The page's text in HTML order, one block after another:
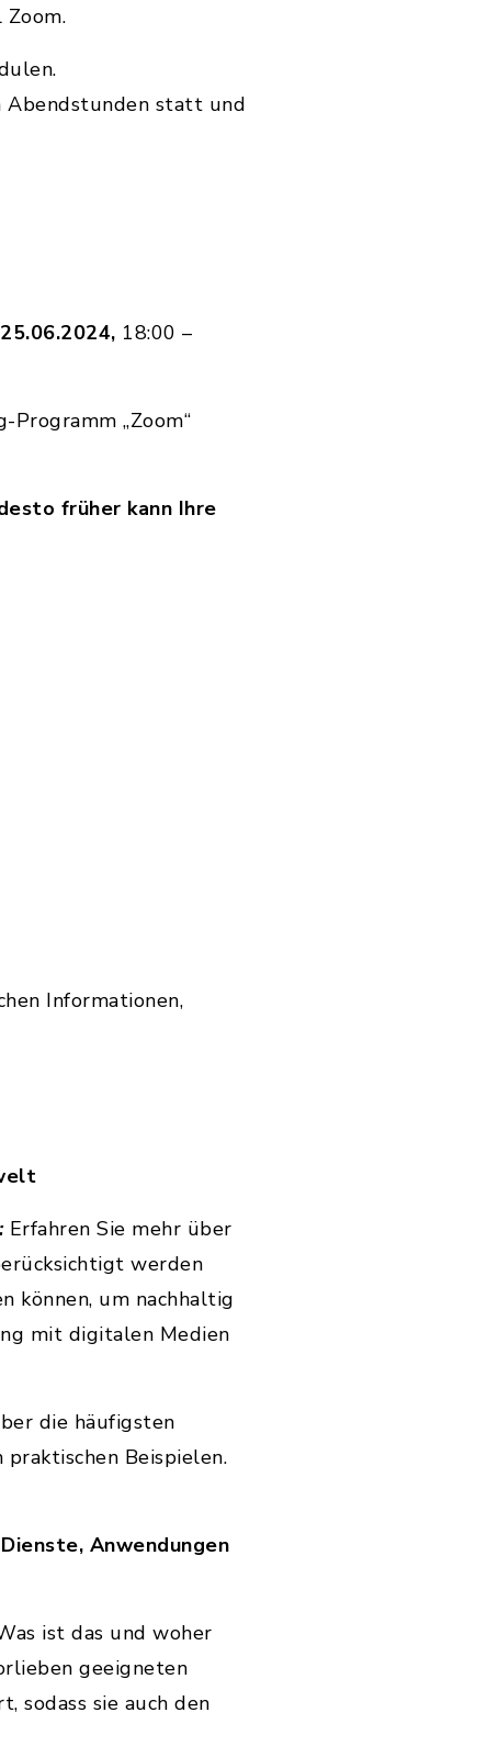
Abendstunden statt und
18:00 –
„Zoom“
früher kann Ihre
Informationen,
Erfahren Sie mehr über
werden
können, um nachhaltig
mit digitalen Medien
die häufigsten
Beispielen.
Anwendungen
ist das und woher
geeigneten
sodass sie auch den